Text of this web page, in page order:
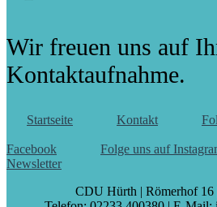
Wir freuen uns auf
Kontaktaufnahme.
Startseite Kontakt
Facebook
Folge uns auf
Newsletter
CDU Hürth | Römerhof 16